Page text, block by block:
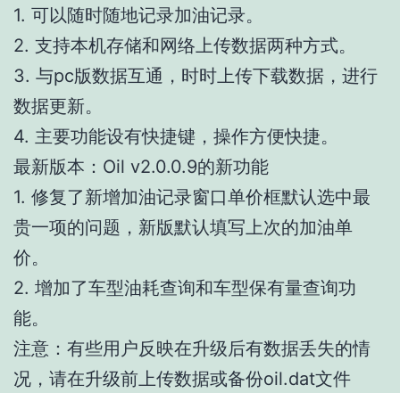
1. 可以随时随地记录加油记录。
2. 支持本机存储和网络上传数据两种方式。
3. 与pc版数据互通，时时上传下载数据，进行
数据更新。
4. 主要功能设有快捷键，操作方便快捷。
最新版本：Oil v2.0.0.9的新功能
1. 修复了新增加油记录窗口单价框默认选中最
贵一项的问题，新版默认填写上次的加油单
价。
2. 增加了车型油耗查询和车型保有量查询功
能。
注意：有些用户反映在升级后有数据丢失的情
况，请在升级前上传数据或备份oil.dat文件